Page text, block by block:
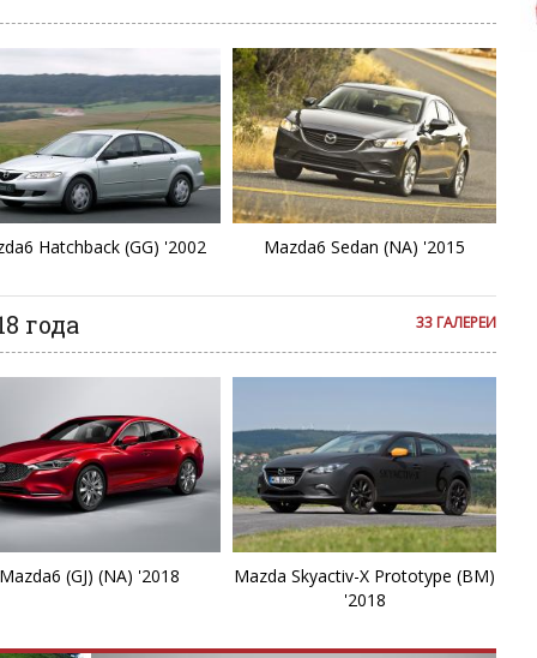
Hatchback (GG) '2002 Mazda6 Sedan (NA) '2015
33 ГАЛЕРЕИ
года
Mazda6 (GJ) (NA) '2018
Mazda Skyactiv-X Prototype (BM)
'2018